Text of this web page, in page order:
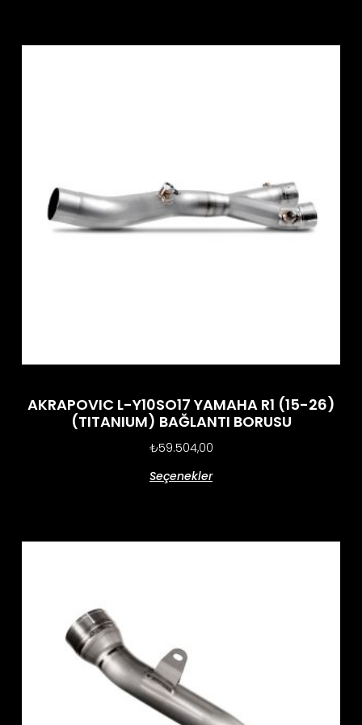
AKRAPOVIC L-Y10SO17 YAMAHA R1 (15-26)
(TITANIUM) BAĞLANTI BORUSU
₺59.504,00
Seçenekler